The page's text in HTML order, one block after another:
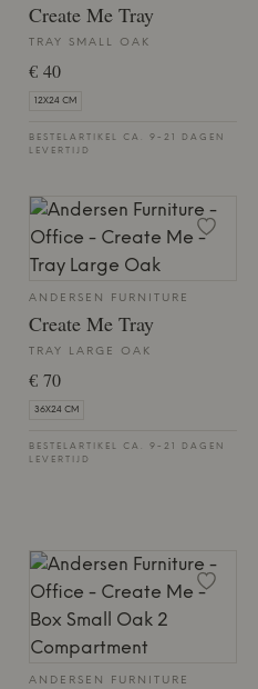
Create Me Tray
TRAY SMALL OAK
€ 40
12X24 CM
BESTELARTIKEL CA. 9-21 DAGEN
LEVERTIJD
ANDERSEN FURNITURE
Create Me Tray
TRAY LARGE OAK
€ 70
36X24 CM
BESTELARTIKEL CA. 9-21 DAGEN
LEVERTIJD
ANDERSEN FURNITURE